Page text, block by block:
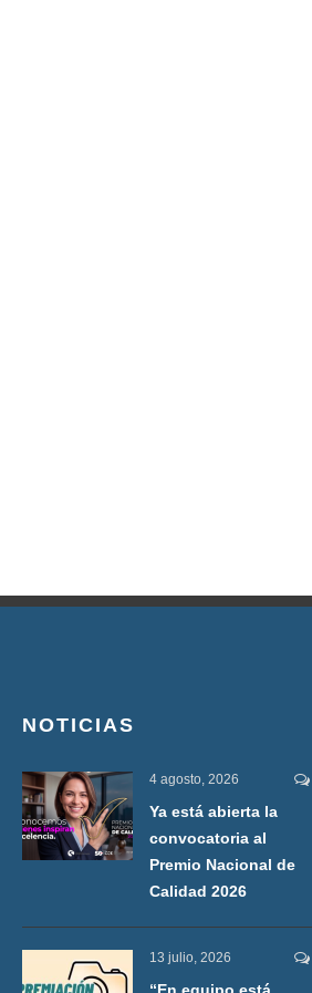
NOTICIAS
4 agosto, 2026
Ya está abierta la
convocatoria al
Premio Nacional de
Calidad 2026
13 julio, 2026